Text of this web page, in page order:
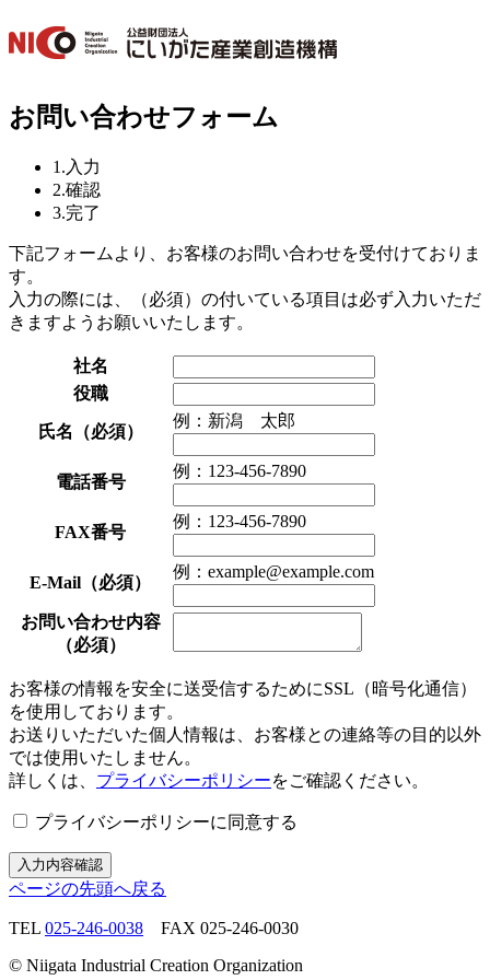
お問い合わせフォーム
1.入力
2.確認
3.完了
下記フォームより、お客様のお問い合わせを受付けておりま
す。
入力の際には、（必須）の付いている項目は必ず入力いただ
きますようお願いいたします。
社名
役職
氏名 （必須）
例：新潟 太郎
電話番号
例：123-456-7890
FAX番号
例：123-456-7890
E-Mail （必須）
例：example@example.com
お問い合わせ内容
（必須）
お客様の情報を安全に送受信するためにSSL（暗号化通信）
を使用しております。
お送りいただいた個人情報は、お客様との連絡等の目的以外
では使用いたしません。
詳しくは、 プライバシーポリシーをご確認ください。
プライバシーポリシーに同意する
ページの先頭へ戻る
TEL 025-246-0038 FAX 025-246-0030
© Niigata Industrial Creation Organization